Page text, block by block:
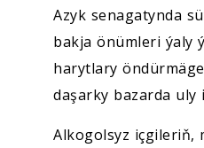
Azyk senagatynda
bakja önümleri ýaly
harytlary
daşarky bazarda uly
Alkogolsyz içgileriň,